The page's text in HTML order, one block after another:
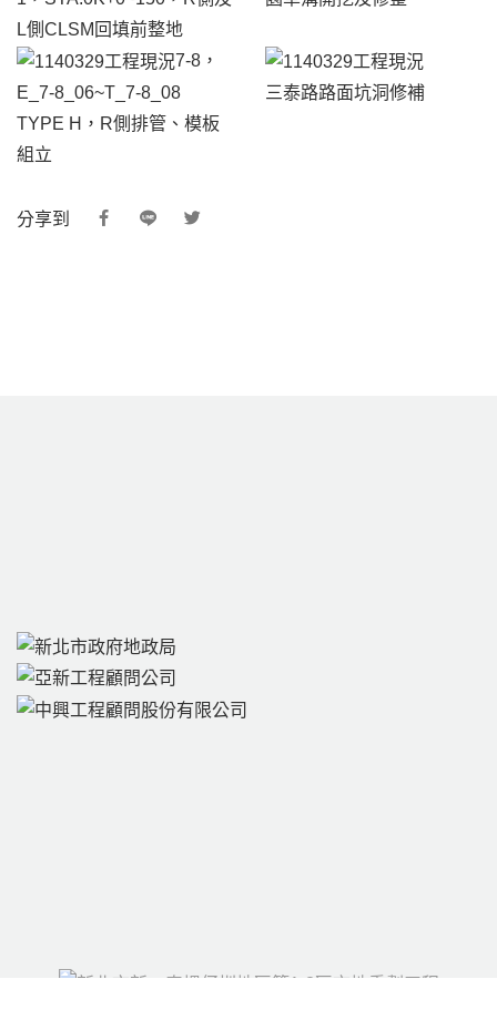
L側CLSM回填前整地
7-8，
E_7-8_06~T_7-8_08
TYPE H，R側排管、模板
組立
三泰路路面坑洞修補
分享到